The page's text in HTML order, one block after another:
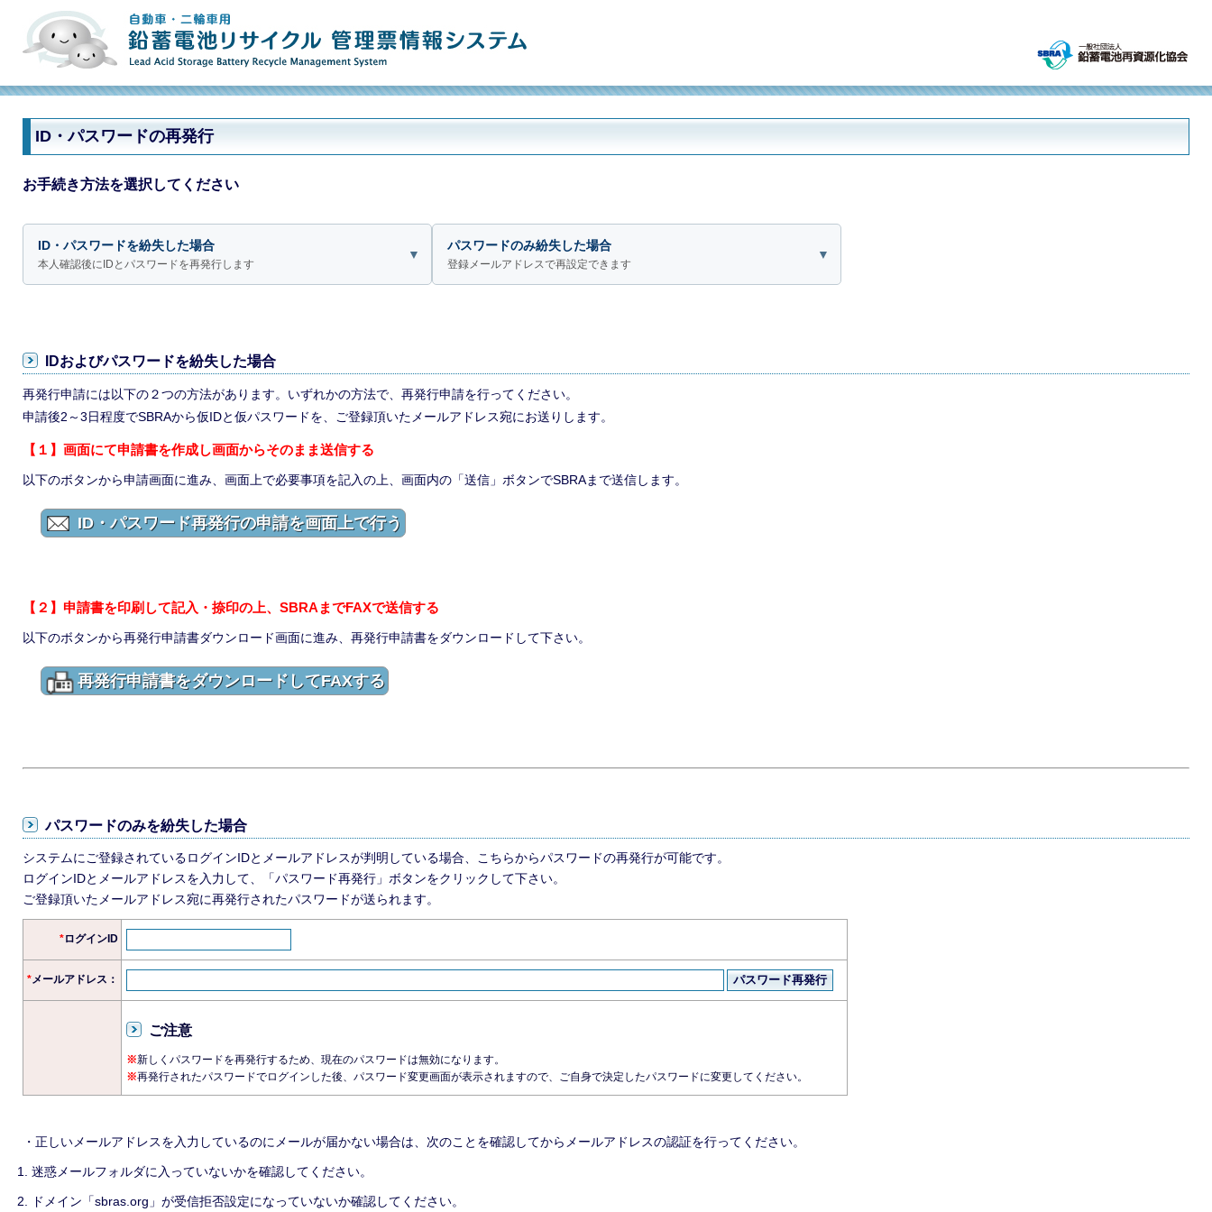
ID・パスワードの再発行
お手続き方法を選択してください
ID・パスワードを紛失した場合
本人確認後にIDとパスワードを再発行します
パスワードのみ紛失した場合
登録メールアドレスで再設定できます
IDおよびパスワードを紛失した場合
再発行申請には以下の２つの方法があります。いずれかの方法で、再発行申請を行ってください。
申請後2～3日程度でSBRAから仮IDと仮パスワードを、ご登録頂いたメールアドレス宛にお送りします。
【１】画面にて申請書を作成し画面からそのまま送信する
以下のボタンから申請画面に進み、画面上で必要事項を記入の上、画面内の「送信」ボタンでSBRAまで送信します。
ID・パスワード再発行の申請を画面上で行う
【２】申請書を印刷して記入・捺印の上、SBRAまでFAXで送信する
以下のボタンから再発行申請書ダウンロード画面に進み、再発行申請書をダウンロードして下さい。
再発行申請書をダウンロードしてFAXする
パスワードのみを紛失した場合
システムにご登録されているログインIDとメールアドレスが判明している場合、こちらからパスワードの再発行が可能です。
ログインIDとメールアドレスを入力して、「パスワード再発行」ボタンをクリックして下さい。
ご登録頂いたメールアドレス宛に再発行されたパスワードが送られます。
*ログインID
*メールアドレス：
ご注意
※新しくパスワードを再発行するため、現在のパスワードは無効になります。
※再発行されたパスワードでログインした後、パスワード変更画面が表示されますので、ご自身で決定したパスワードに変更してください。
・正しいメールアドレスを入力しているのにメールが届かない場合は、次のことを確認してからメールアドレスの認証を行ってください。
迷惑メールフォルダに入っていないかを確認してください。
ドメイン「sbras.org」が受信拒否設定になっていないか確認してください。